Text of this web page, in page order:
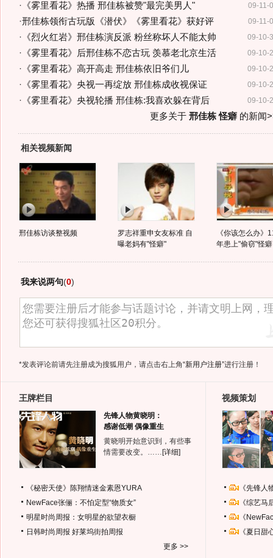
09-11-
· 《雾里看花》热播 邢佳栋被赞"最完美男人"
09-11-
·邢佳栋领衔古玩版《潜伏》《雾里看花》获好评
09-10-
· 《烈火红岩》邢佳栋演反派 粉丝称坏人不能太帅
09-10-
· 《雾里看花》后邢佳栋不恋古玩 羡慕老北京生活
09-10-
· 《雾里看花》高开高走 邢佳栋依旧爷们儿
09-10-
· 《雾里看花》央视一再绽放 邢佳栋成收视保证
09-10-
· 《雾里看花》央视轮播 邢佳栋:我喜欢躲在背后
更多关于 邢佳栋 怪癖的新闻
相关视频新闻
邢佳栋访谈整视频
罗志祥重申女友标准 自
曝老妈有"怪癖"
《你该怎么办》
年患上"偷窃"怪癖
我来说两句(0)
*发表评论前请先注册成为搜狐用户，请点击右上角“新用户注册”进行注册！
王牌栏目
先锋人物黄晓明：
感谢低潮 偶像重生
黄晓明开始意识到，有些事
情需要改变。…… [详细]
《秘密天使》陈翔情迷金素恩YURA
NewFace张俪：不怕定型“物质女”
明星时尚周报：女明星的欲望衣橱
日韩时尚周报 好莱坞街拍周报
更多 >>
视频策划
《先锋
《综艺
《
《夏日